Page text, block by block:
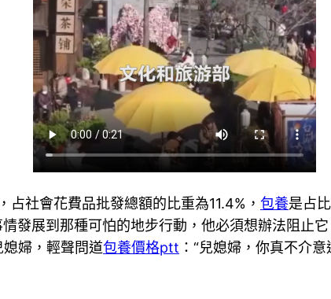
占社會花費品批發總額的比重為11.4%， 包養是占
發展到那種可怕的地步行動，他必須想辦法阻止
婦，輕聲問道包養價格ptt ：“兒媳婦，你真不介